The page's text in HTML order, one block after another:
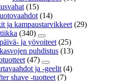
(15)
(14)
ja kampaustarvikkeet (29)
(340)
ja yövoiteet (25)
puhdistus (13)
(47)
ja -geelit (4)
shave -tuotteet (7)